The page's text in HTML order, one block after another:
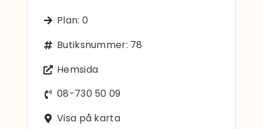
Plan: 0
Butiksnummer: 78
Hemsida
08-730 50 09
Visa på karta